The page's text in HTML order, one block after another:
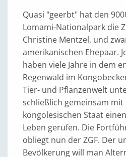
Quasi "geerbt" hat den
Lomami-Nationalpark die
Christine Mentzel, und
amerikanischen Ehepaar.
haben viele Jahre in dem
Regenwald im
Tier- und Pflanzenwelt
schließlich gemeinsam mit
kongolesischen Staat
Leben gerufen. Die
obliegt nun der ZGF. Der
Bevölkerung will man